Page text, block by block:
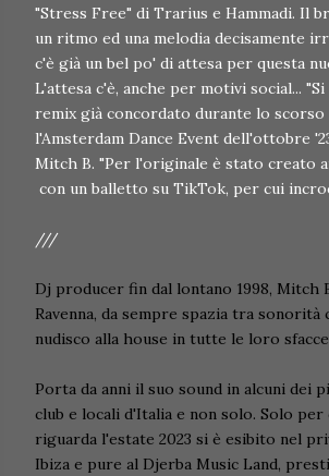
"Stress Free" di Trarius e Hammadi. Il
un ritmo ed una melodia decisamente
c'è già un bel po' di attesa per questa
L'attesa c'è, anche per motivi social...
remix già concordato durante lo scorso
l'Amsterdam Dance Event dell'ottobre
Mitch B. "Per l'originale è stato creato
con un balletto su TikTok, per cui
///
Dj producer fin dal lontano 1998, Mitch
Ravenna, da sempre spazia tra sonorità
nudisco alla house in tutte le loro
Porta da anni il suo sound in alcuni dei
club e locali d'Italia e non solo. Solo per
riguarda l'estate 2023 si è esibito nel
Ibiza e pure al Djerba Music Land,